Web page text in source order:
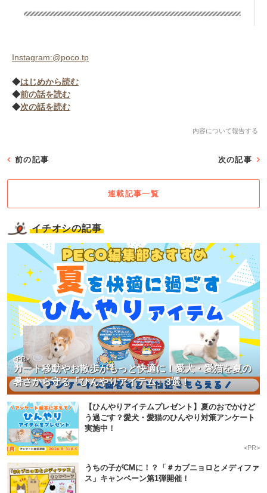
Instagram:@poco.tp
◆はじめから読む
◆前の話を読む
◆次の話を読む
内容について報告する
前の記事 次の記事
連載記事一覧
イチオシの記事
カート移動やお散歩がもっと快適に！愛犬・愛猫を夏の
暑さから守る「ひんやりアイテム」3選！
<PR>
【ひんやりアイテムプレゼント】夏のおでかけど
う過ごす？愛犬・愛猫のひんやり対策アンケート
実施中！
<PR>
うちの子がCMに！？「＃カブニョロとメディファ
ス」キャンペーン第1弾開催！